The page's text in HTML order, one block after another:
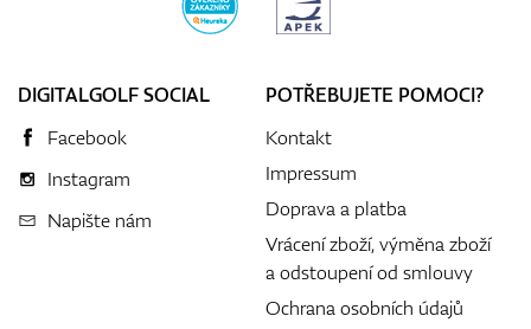
DIGITALGOLF SOCIAL
Facebook
Instagram
Napište nám
POTŘEBUJETE POMOCI?
Kontakt
Impressum
Doprava a platba
Vrácení zboží, výměna zboží
a odstoupení od smlouvy
Ochrana osobních údajů